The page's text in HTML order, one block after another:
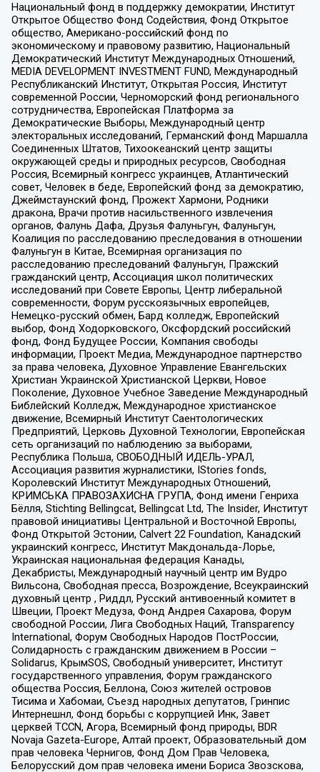
Национальный фонд в поддержку демократии, Институт
Открытое Общество Фонд Содействия, Фонд Открытое
общество, Американо-российский фонд по
экономическому и правовому развитию, Национальный
Демократический Институт Международных Отношений,
MEDIA DEVELOPMENT INVESTMENT FUND, Международный
Республиканский Институт, Открытая Россия, Институт
современной России, Черноморский фонд регионального
сотрудничества, Европейская Платформа за
Демократические Выборы, Международный центр
электоральных исследований, Германский фонд Маршалла
Соединенных Штатов, Тихоокеанский центр защиты
окружающей среды и природных ресурсов, Свободная
Россия, Всемирный конгресс украинцев, Атлантический
совет, Человек в беде, Европейский фонд за демократию,
Джеймстаунский фонд, Прожект Хармони, Родники
дракона, Врачи против насильственного извлечения
органов, Фалунь Дафа, Друзья Фалуньгун, Фалуньгун,
Коалиция по расследованию преследования в отношении
Фалуньгун в Китае, Всемирная организация по
расследованию преследований Фалуньгун, Пражский
гражданский центр, Ассоциация школ политических
исследований при Совете Европы, Центр либеральной
современности, Форум русскоязычных европейцев,
Немецко-русский обмен, Бард колледж, Европейский
выбор, Фонд Ходорковского, Оксфордский российский
фонд, Фонд Будущее России, Компания свободы
информации, Проект Медиа, Международное партнерство
за права человека, Духовное Управление Евангельских
Христиан Украинской Христианской Церкви, Новое
Поколение, Духовное Учебное Заведение Международный
Библейский Колледж, Международное христианское
движение, Всемирный Институт Саентологических
Предприятий, Церковь Духовной Технологии, Европейская
сеть организаций по наблюдению за выборами,
Республика Польша, СВОБОДНЫЙ ИДЕЛЬ-УРАЛ,
Ассоциация развития журналистики, IStories fonds,
Королевский Институт Международных Отношений,
КРИМСЬКА ПРАВОЗАХИСНА ГРУПА, Фонд имени Генриха
Бёлля, Stichting Bellingcat, Bellingcat Ltd, The Insider, Институт
правовой инициативы Центральной и Восточной Европы,
Фонд Открытой Эстонии, Calvert 22 Foundation, Канадский
украинский конгресс, Институт Макдональда-Лорье,
Украинская национальная федерация Канады,
Декабристы, Международный научный центр им Вудро
Вильсона, Свободная пресса, Возрождение, Всеукраинский
духовный центр , Риддл, Русский антивоенный комитет в
Швеции, Проект Медуза, Фонд Андрея Сахарова, Форум
свободной России, Лига Свободных Наций, Transparеncy
International, Форум Свободных Народов ПостРоссии,
Солидарность с гражданским движением в России –
Solidarus, КрымSOS, Свободный университет, Институт
государственного управления, Форум гражданского
общества Россия, Беллона, Союз жителей островов
Тисима и Хабомаи, Съезд народных депутатов, Гринпис
Интернешнл, Фонд борьбы с коррупцией Инк, Завет
церквей TCCN, Агора, Всемирный фонд природы, BDR
Novaja Gazeta-Europe, Алтай проект, Образовательный дом
прав человека Чернигов, Фонд Дом Прав Человека,
Белорусский дом прав человека имени Бориса Звозскова,